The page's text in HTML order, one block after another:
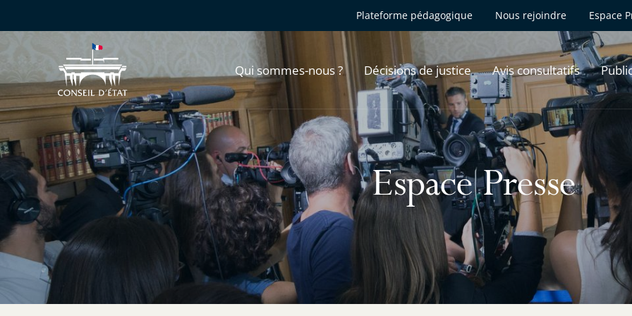
Plateforme pédagogique Nous rejoindre Espace
Qui sommes-nous ? Décisions de justice Avis consultatifs
Espace Presse